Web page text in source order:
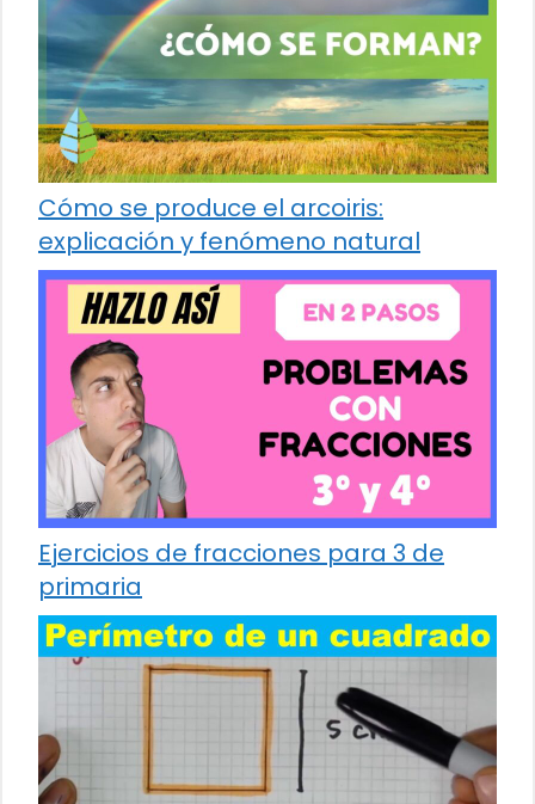
Cómo se produce el arcoiris:
explicación y fenómeno natural
Ejercicios de fracciones para 3 de
primaria